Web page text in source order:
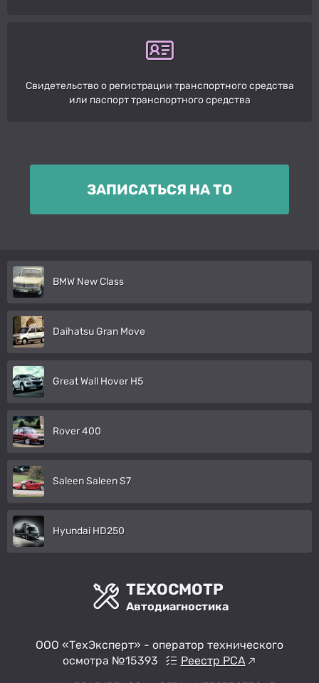
Свидетельство о регистрации транспортного средства
или паспорт транспортного средства
ЗАПИСАТЬСЯ НА ТО
BMW New Class
Daihatsu Gran Move
Great Wall Hover H5
Rover 400
Saleen Saleen S7
Hyundai HD250
ТЕХОСМОТР
Автодиагностика
ООО «ТехЭксперт» - оператор технического
осмотра №15393
Реестр РСА